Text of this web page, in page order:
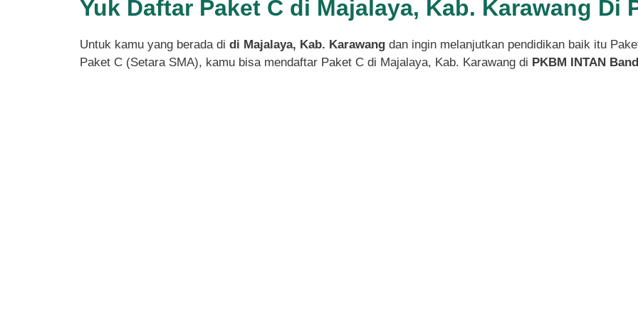
Yuk Daftar Paket C di Majalaya, Kab. Karawang Di
Untuk kamu yang berada di di Majalaya, Kab. Karawang dan ingin melanjutkan pendidikan baik itu
Paket C (Setara SMA), kamu bisa mendaftar Paket C di Majalaya, Kab. Karawang di PKBM INTAN